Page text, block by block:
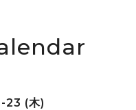
23 (木)